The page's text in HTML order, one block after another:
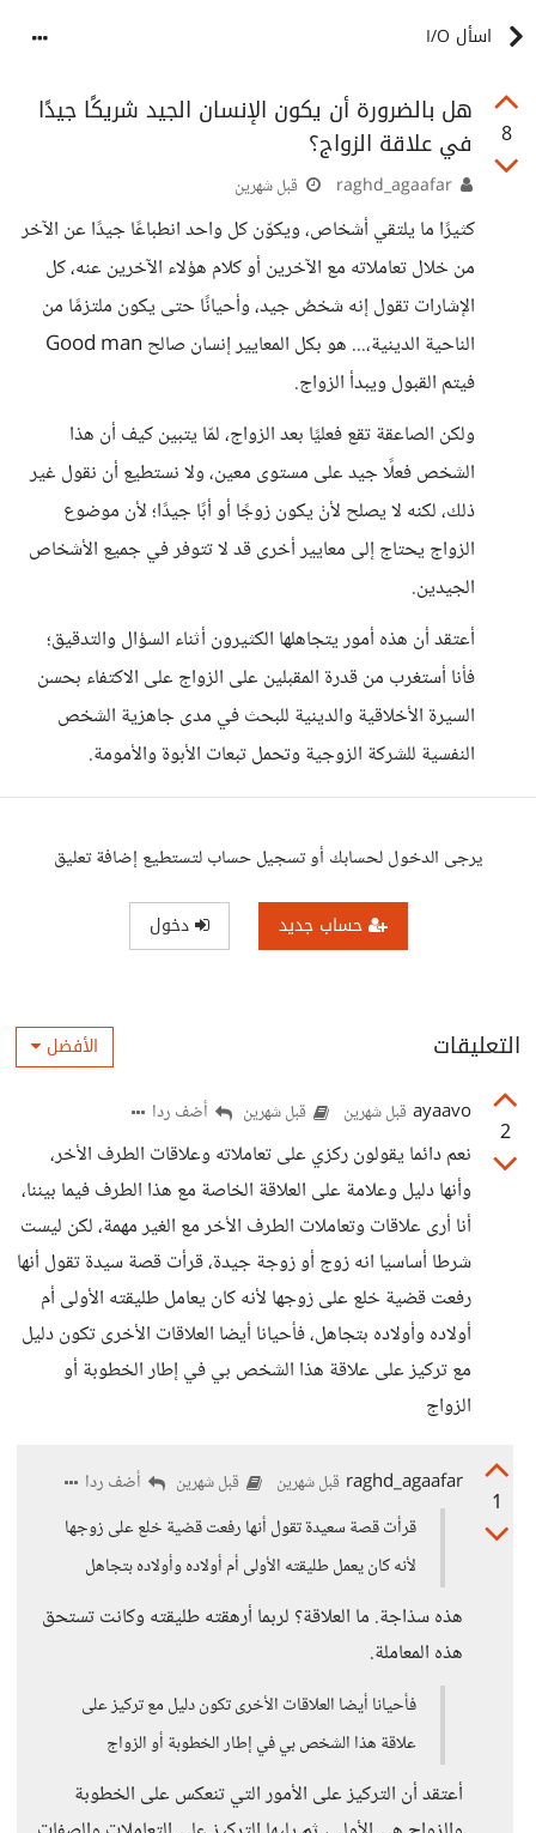
اسأل I/O
8
هل بالضرورة أن يكون الإنسان الجيد شريكًا جيدًا
في علاقة الزواج؟
قبل شهرين
كثيرًا ما يلتقي أشخاص، ويكوّن كل واحد انطباعًا جيدًا عن الآخر
من خلال تعاملاته مع الآخرين أو كلام هؤلاء الآخرين عنه، كل
الإشارات تقول إنه شخصٌ جيد، وأحيانًا حتى يكون ملتزمًا من
الناحية الدينية،... هو بكل المعايير إنسان صالح Good man
فيتم القبول ويبدأ الزواج.
ولكن الصاعقة تقع فعليًا بعد الزواج، لمّا يتبين كيف أن هذا
الشخص فعلًا جيد على مستوى معين، ولا نستطيع أن نقول غير
ذلك، لكنه لا يصلح لأنْ يكون زوجًا أو أبًا جيدًا؛ لأن موضوع
الزواج يحتاج إلى معايير أخرى قد لا تتوفر في جميع الأشخاص
الجيدين.
أعتقد أن هذه أمور يتجاهلها الكثيرون أثناء السؤال والتدقيق؛
فأنا أستغرب من قدرة المقبلين على الزواج على الاكتفاء بحسن
السيرة الأخلاقية والدينية للبحث في مدى جاهزية الشخص
النفسية للشركة الزوجية وتحمل تبعات الأبوة والأمومة.
يرجى الدخول لحسابك أو تسجيل حساب لتستطيع إضافة تعليق
حساب جديد دخول
التعليقات الأفضل
2
ayaavo قبل شهرين قبل شهرين أضف ردا
نعم دائما يقولون ركزي على تعاملاته وعلاقات الطرف الأخر،
وأنها دليل وعلامة على العلاقة الخاصة مع هذا الطرف فيما بيننا،
أنا أرى علاقات وتعاملات الطرف الأخر مع الغير مهمة، لكن ليست
شرطا أساسيا انه زوج أو زوجة جيدة، قرأت قصة سيدة تقول أنها
رفعت قضية خلع على زوجها لأنه كان يعامل طليقته الأولى أم
أولاده وأولاده بتجاهل، فأحيانا أيضا العلاقات الأخرى تكون دليل
مع تركيز على علاقة هذا الشخص بي في إطار الخطوبة أو
الزواج
1
raghd_agaafar قبل شهرين قبل شهرين
أضف ردا
قرأت قصة سعيدة تقول أنها رفعت قضية خلع على زوجها
لأنه كان يعمل طليقته الأولى أم أولاده وأولاده بتجاهل
هذه سذاجة. ما العلاقة؟ لربما أرهقته طليقته وكانت تستحق
هذه المعاملة.
فأحيانا أيضا العلاقات الأخرى تكون دليل مع تركيز على
علاقة هذا الشخص بي في إطار الخطوبة أو الزواج
أعتقد أن التركيز على الأمور التي تنعكس على الخطوبة